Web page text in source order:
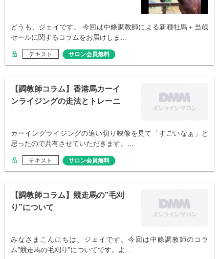
どうも、ジェイです。 今回は中條調教師による新種牡馬＋当歳
セールに関するコラムをお届けしま…
テキスト サロン会員無料
【調教師コラム】香港馬カーイ
ンライジングの走法とトレーニ
カーイングライジングの追い切り映像を見て「すごいなぁ」と
思ったので共有させていただきます。…
テキスト サロン会員無料
【調教師コラム】競走馬の”毛刈
り”について
みなさまこんにちは、ジェイです。今回は中條調教師のコラ
ム”競走馬の毛刈り”についてです。よ…